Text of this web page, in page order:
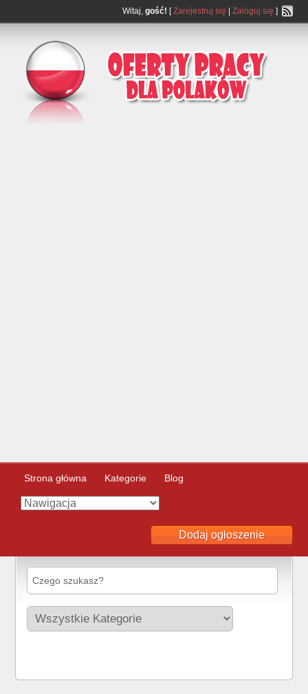
Witaj, gość! [Zarejestruj się Zaloguj się ]
Strona główna Kategorie Blog
Dodaj ogłoszenie